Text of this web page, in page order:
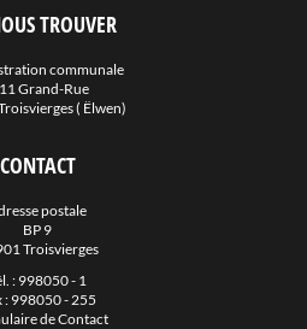
TROUVER
communale
Grand-Rue
( Ëlwen)
CONTACT
postale
BP 9
Troisvierges
: 998050 - 1
: 998050 - 255
de Contact